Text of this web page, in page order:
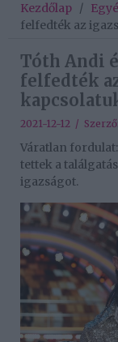
Kezdőlap /
felfedték az
Tóth Andi
felfedték
2021-12-12 / Szerző:
Váratlan
tettek a
igazságot.